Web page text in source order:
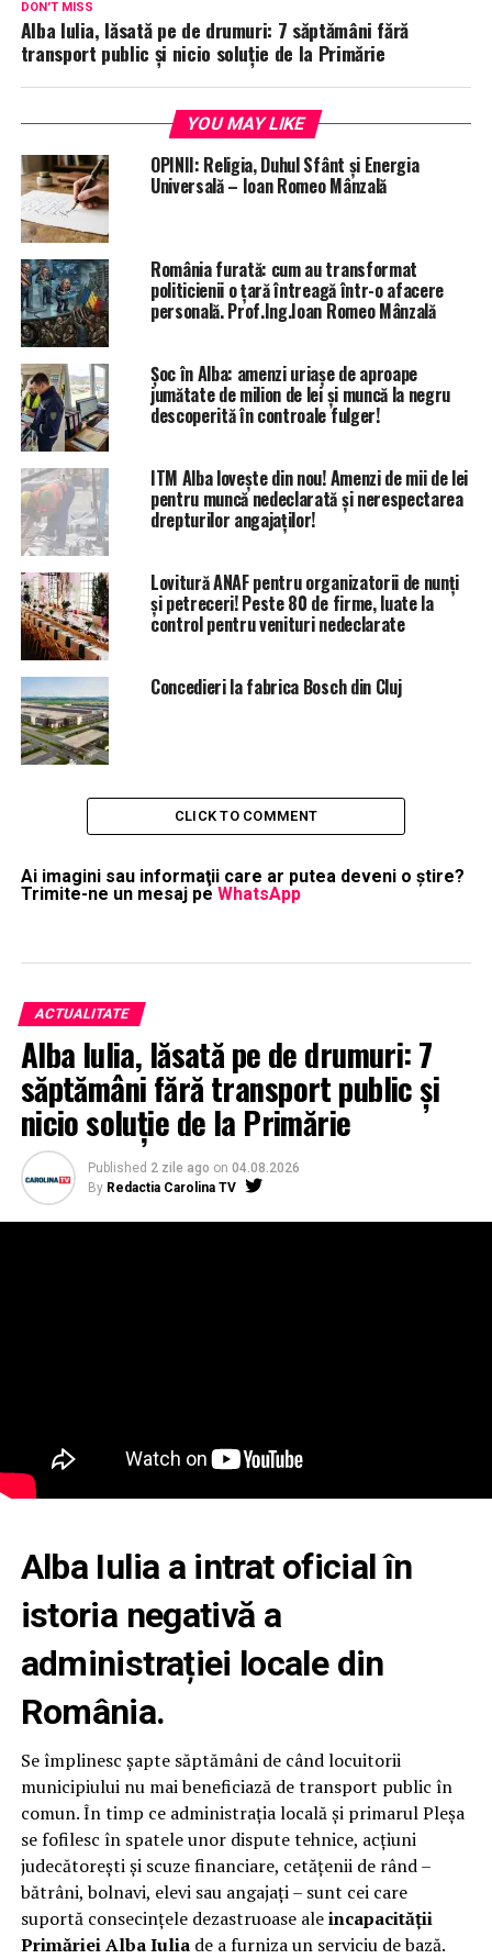
DON'T MISS
Alba Iulia, lăsată pe de drumuri: 7 săptămâni fără
transport public și nicio soluție de la Primărie
YOU MAY LIKE
OPINII: Religia, Duhul Sfânt și Energia
Universală – Ioan Romeo Mânzală
România furată: cum au transformat
politicienii o țară întreagă într-o afacere
personală. Prof.Ing.Ioan Romeo Mânzală
Șoc în Alba: amenzi uriașe de aproape
jumătate de milion de lei și muncă la negru
descoperită în controale fulger!
ITM Alba lovește din nou! Amenzi de mii de lei
pentru muncă nedeclarată și nerespectarea
drepturilor angajaților!
Lovitură ANAF pentru organizatorii de nunți
și petreceri! Peste 80 de firme, luate la
control pentru venituri nedeclarate
Concedieri la fabrica Bosch din Cluj
CLICK TO COMMENT
Ai imagini sau informaţii care ar putea deveni o ştire?
Trimite-ne un mesaj pe WhatsApp
ACTUALITATE
Alba Iulia, lăsată pe de drumuri: 7
săptămâni fără transport public și
nicio soluție de la Primărie
Published 2 zile ago on 04.08.2026
By Redactia Carolina TV
Alba Iulia a intrat oficial în
istoria negativă a
administrației locale din
România.
Se împlinesc șapte săptămâni de când locuitorii
municipiului nu mai beneficiază de transport public în
comun. În timp ce administrația locală și primarul Pleșa
se fofilesc în spatele unor dispute tehnice, acțiuni
judecătorești și scuze financiare, cetățenii de rând –
bătrâni, bolnavi, elevi sau angajați – sunt cei care
suportă consecințele dezastruoase aleincapacității
Primăriei Alba Iuliade a furniza un serviciu de bază.